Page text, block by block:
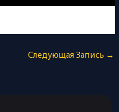
Следующая Запись →